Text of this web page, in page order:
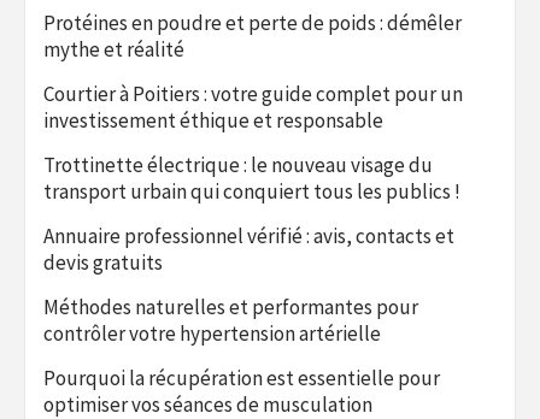
Protéines en poudre et perte de poids : démêler
mythe et réalité
Courtier à Poitiers : votre guide complet pour un
investissement éthique et responsable
Trottinette électrique : le nouveau visage du
transport urbain qui conquiert tous les publics !
Annuaire professionnel vérifié : avis, contacts et
devis gratuits
Méthodes naturelles et performantes pour
contrôler votre hypertension artérielle
Pourquoi la récupération est essentielle pour
optimiser vos séances de musculation